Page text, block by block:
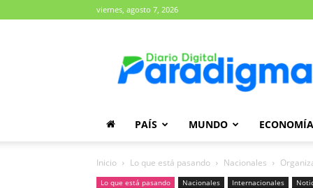
viernes, agosto 7, 2026
Paradigma
PAÍS MUNDO ECONOMÍA
Inicio Lo que está pasando Nacionales
Lo que está pasando Nacionales Internacionales